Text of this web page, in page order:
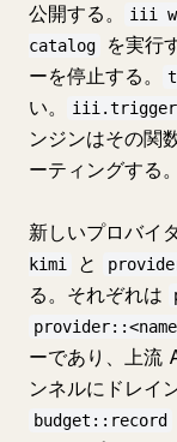
公開する。
iii
catalog
を実行
ーを停止する。
い。
ンジンはその関
ーティングする。
新しいプロバイ
kimi
と
る。それぞれは
ーであり、上流
ンネルにドレイ
budget::record